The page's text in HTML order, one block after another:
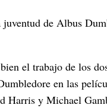
juventud de Albus
el trabajo de los
en las
Harris y Michael